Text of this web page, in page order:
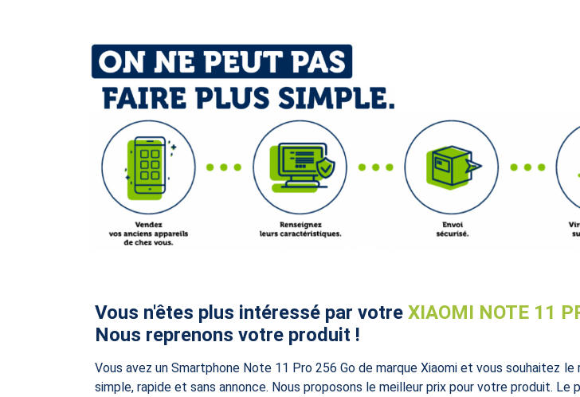
Vous n'êtes plus intéressé par votre XIAOMI NOTE 11
Nous reprenons votre produit !
Vous avez un Smartphone Note 11 Pro 256 Go de marque Xiaomi et vous souhaitez
simple, rapide et sans annonce. Nous proposons le meilleur prix pour votre produit. Le